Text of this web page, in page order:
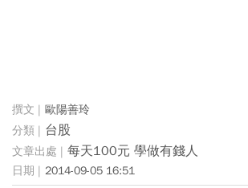
歐陽善玲
台股
每天100元 學做有錢人
2014-09-05 16:51